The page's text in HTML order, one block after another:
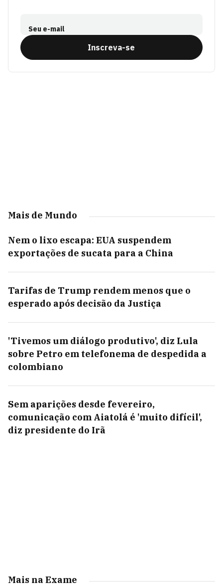
Seu e-mail
Inscreva-se
Mais de Mundo
Nem o lixo escapa: EUA suspendem
exportações de sucata para a China
Tarifas de Trump rendem menos que o
esperado após decisão da Justiça
'Tivemos um diálogo produtivo', diz Lula
sobre Petro em telefonema de despedida a
colombiano
Sem aparições desde fevereiro,
comunicação com Aiatolá é 'muito difícil',
diz presidente do Irã
Mais na Exame